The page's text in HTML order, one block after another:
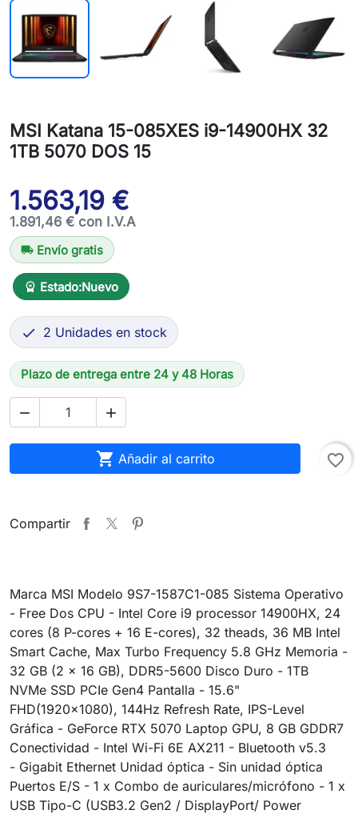
MSI Katana 15-085XES i9-14900HX 32
1TB 5070 DOS 15
1.563,19 €
1.891,46 € con I.V.A
local_shipping Envío gratis
workspace_premium Estado:Nuevo
 2 Unidades en stock
Plazo de entrega entre 24 y 48 Horas
 
 Añadir al carrito favorite_border
Compartir
Marca MSI Modelo 9S7-1587C1-085 Sistema Operativo
- Free Dos CPU - Intel Core i9 processor 14900HX, 24
cores (8 P-cores + 16 E-cores), 32 theads, 36 MB Intel
Smart Cache, Max Turbo Frequency 5.8 GHz Memoria -
32 GB (2 x 16 GB), DDR5-5600 Disco Duro - 1TB
NVMe SSD PCIe Gen4 Pantalla - 15.6"
FHD(1920x1080), 144Hz Refresh Rate, IPS-Level
Gráfica - GeForce RTX 5070 Laptop GPU, 8 GB GDDR7
Conectividad - Intel Wi-Fi 6E AX211 - Bluetooth v5.3
- Gigabit Ethernet Unidad óptica - Sin unidad óptica
Puertos E/S - 1 x Combo de auriculares/micrófono - 1 x
USB Tipo-C (USB3.2 Gen2 / DisplayPort/ Power